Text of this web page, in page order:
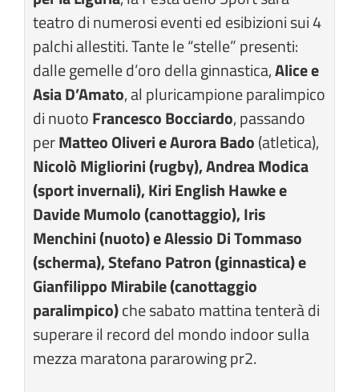
teatro di numerosi eventi ed esibizioni sui 4
palchi allestiti. Tante le “stelle” presenti:
dalle gemelle d’oro della ginnastica,Alice e
Asia D’Amato, al pluricampione paralimpico
di nuotoFrancesco Bocciardo, passando
perMatteo Oliveri e Aurora Bado(atletica),
Nicolò Migliorini (rugby), Andrea Modica
(sport invernali), Kiri English Hawke e
Davide Mumolo (canottaggio), Iris
Menchini (nuoto) e Alessio Di Tommaso
(scherma), Stefano Patron (ginnastica) e
Gianfilippo Mirabile (canottaggio
paralimpico)che sabato mattina tenterà di
superare il record del mondo indoor sulla
mezza maratona pararowing pr2.